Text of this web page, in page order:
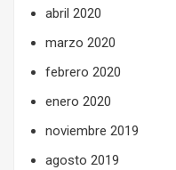
abril 2020
marzo 2020
febrero 2020
enero 2020
noviembre 2019
agosto 2019